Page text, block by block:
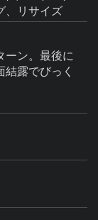
ーン。最後に
露でびっく